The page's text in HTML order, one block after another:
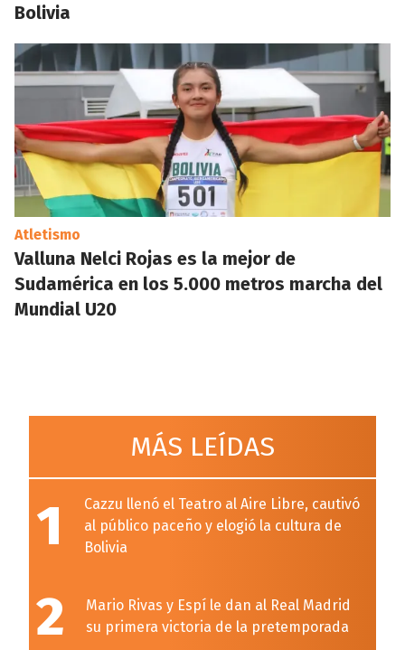
Bolivia
Atletismo
Valluna Nelci Rojas es la mejor de
Sudamérica en los 5.000 metros marcha del
Mundial U20
MÁS LEÍDAS
1
Cazzu llenó el Teatro al Aire Libre, cautivó
al público paceño y elogió la cultura de
Bolivia
2
Mario Rivas y Espí le dan al Real Madrid
su primera victoria de la pretemporada